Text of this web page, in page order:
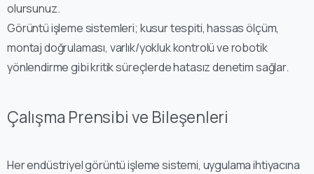
olursunuz.
Görüntü işleme sistemleri; kusur tespiti, hassas ölçüm,
montaj doğrulaması, varlık/yokluk kontrolü ve robotik
yönlendirme gibi kritik süreçlerde hatasız denetim sağlar.
Çalışma Prensibi ve Bileşenleri
Her endüstriyel görüntü işleme sistemi, uygulama ihtiyacına